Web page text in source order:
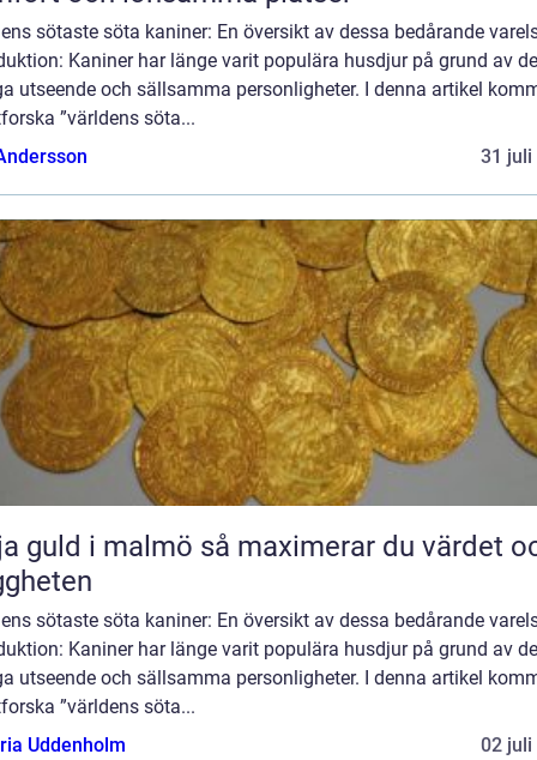
sötaste söta kaniner: En översikt av dessa bedårande
Kaniner har länge varit populära husdjur på grund av
utseende och sällsamma personligheter. I denna artikel
”världens söta...
31 juli
i malmö så maximerar du värdet och
sötaste söta kaniner: En översikt av dessa bedårande
Kaniner har länge varit populära husdjur på grund av
utseende och sällsamma personligheter. I denna artikel
”världens söta...
Uddenholm
02 juli